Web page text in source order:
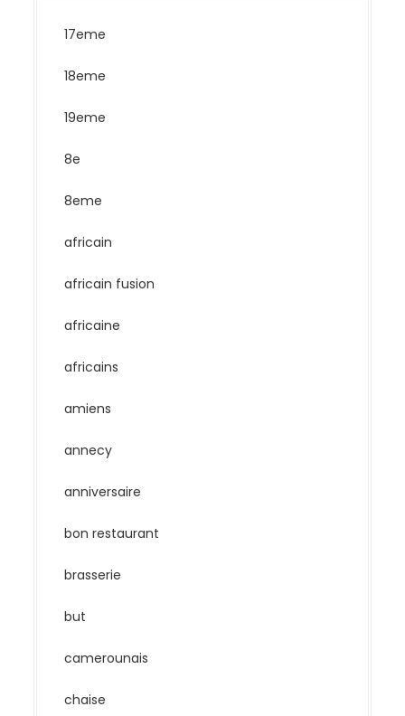
17eme
18eme
19eme
8e
8eme
africain
africain fusion
africaine
africains
amiens
annecy
anniversaire
bon restaurant
brasserie
but
camerounais
chaise